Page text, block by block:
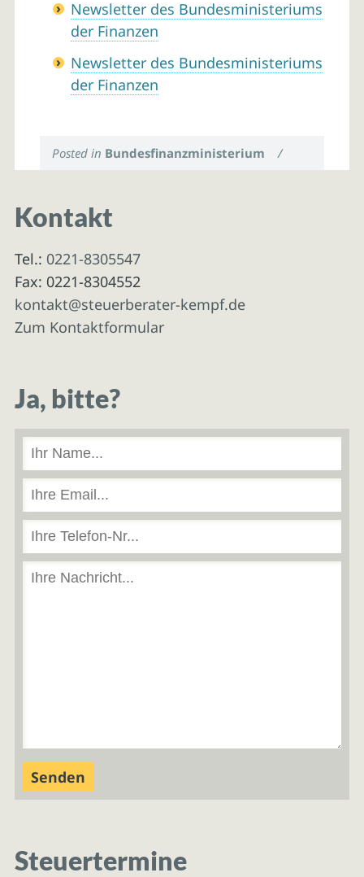
Newsletter des Bundesministeriums
der Finanzen
Newsletter des Bundesministeriums
der Finanzen
Posted in Bundesfinanzministerium /
Kontakt
Tel.: 0221-8305547
Fax: 0221-8304552
kontakt@steuerberater-kempf.de
Zum Kontaktformular
Ja, bitte?
Steuertermine